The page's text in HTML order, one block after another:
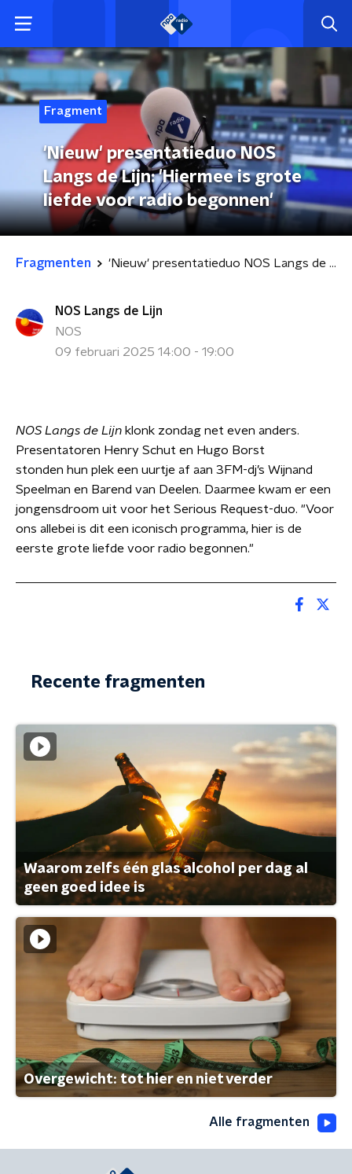
Fragment
'Nieuw' presentatieduo NOS
Langs de Lijn: 'Hiermee is grote
liefde voor radio begonnen'
Fragmenten 'Nieuw' presentatieduo NOS Langs de Lijn: 'Hiermee is grote liefde voor radio begonnen'
NOS Langs de Lijn
NOS
09 februari 2025 14:00 - 19:00
NOS Langs de Lijn klonk zondag net even anders.
Presentatoren Henry Schut en Hugo Borst
stonden hun plek een uurtje af aan 3FM-dj’s Wijnand
Speelman en Barend van Deelen. Daarmee kwam er een
jongensdroom uit voor het Serious Request-duo. "Voor
ons allebei is dit een iconisch programma, hier is de
eerste grote liefde voor radio begonnen."
Recente fragmenten
Waarom zelfs één glas alcohol per dag al
geen goed idee is
Overgewicht: tot hier en niet verder
Alle fragmenten